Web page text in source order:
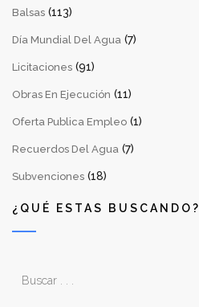
Balsas (113)
Día Mundial Del Agua (7)
Licitaciones (91)
Obras En Ejecución (11)
Oferta Publica Empleo (1)
Recuerdos Del Agua (7)
Subvenciones (18)
¿QUÉ ESTAS BUSCANDO?